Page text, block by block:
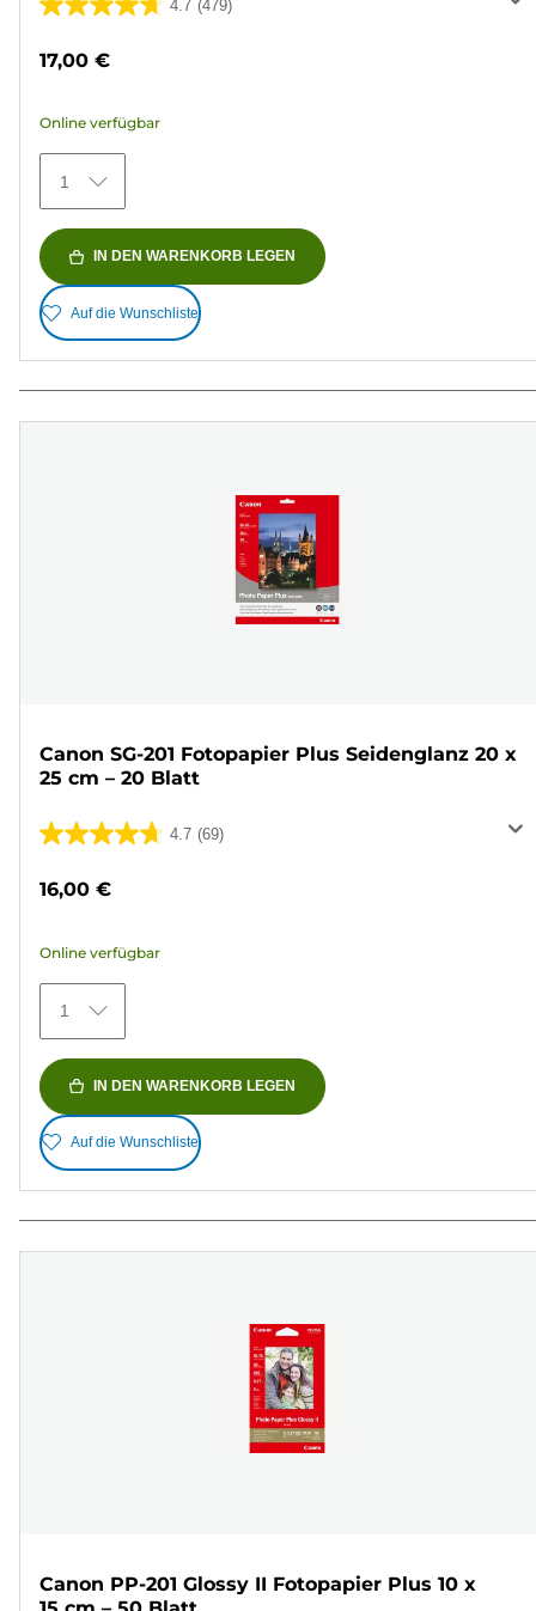
4.7 (479)
4.7
5
479
Bewertungen
17,00 €
Online verfügbar
1
IN DEN WARENKORB LEGEN
Auf die Wunschliste
Canon SG-201 Fotopapier Plus Seidenglanz 20 x
25 cm – 20 Blatt
4.7 (69)
4.7
69
Bewertungen
16,00 €
Online verfügbar
1
IN DEN WARENKORB LEGEN
Auf die Wunschliste
Canon PP-201 Glossy II Fotopapier Plus 10 x